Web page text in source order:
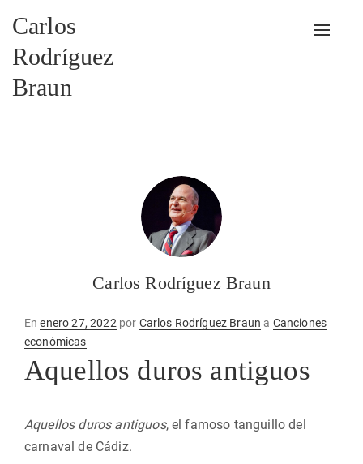
Carlos
Rodríguez
Braun
Carlos Rodríguez Braun
EnPublicado
en
enero 27, 2022 por Carlos Rodríguez Braun a Canciones
económicas
Aquellos duros antiguos
Aquellos duros antiguos, el famoso tanguillo del
carnaval de Cádiz.